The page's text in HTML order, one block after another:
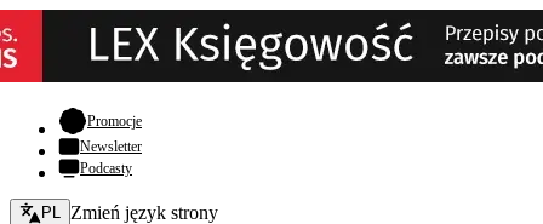
Promocje- otwiera się w nowej karcie
Newsletter
Podcasty
Zmień język - bieżący:
PL Zmień język strony